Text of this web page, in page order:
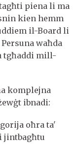
piena li ma
kien hemm
il-Board li
waħda
tgħaddi mill-
komplejna
ibnadi:
oħra ta'